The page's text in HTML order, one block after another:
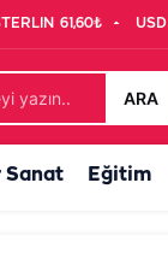
61,60₺ USD
ARA
Sanat Eğitim